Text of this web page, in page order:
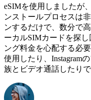
eSIMを使用しましたが
ンストールプロセスは
ンするだけで、数分で
ーカルSIMカードを探
ング料金を心配する必
使用したり、Instagram
族とビデオ通話したり